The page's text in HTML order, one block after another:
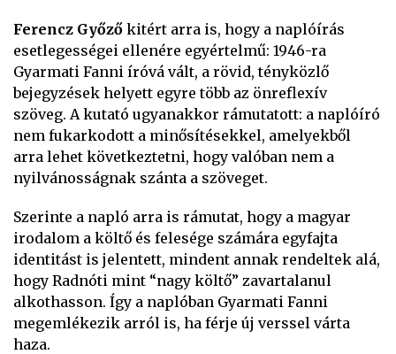
Ferencz Győző kitért arra is, hogy a naplóírás
esetlegességei ellenére egyértelmű: 1946-ra
Gyarmati Fanni íróvá vált, a rövid, tényközlő
bejegyzések helyett egyre több az önreflexív
szöveg. A kutató ugyanakkor rámutatott: a naplóíró
nem fukarkodott a minősítésekkel, amelyekből
arra lehet következtetni, hogy valóban nem a
nyilvánosságnak szánta a szöveget.
Szerinte a napló arra is rámutat, hogy a magyar
irodalom a költő és felesége számára egyfajta
identitást is jelentett, mindent annak rendeltek alá,
hogy Radnóti mint “nagy költő” zavartalanul
alkothasson. Így a naplóban Gyarmati Fanni
megemlékezik arról is, ha férje új verssel várta
haza.